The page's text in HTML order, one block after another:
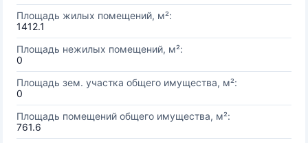
Площадь жилых помещений, м²:
1412.1
Площадь нежилых помещений, м²:
0
Площадь зем. участка общего имущества, м²:
0
Площадь помещений общего имущества, м²:
761.6